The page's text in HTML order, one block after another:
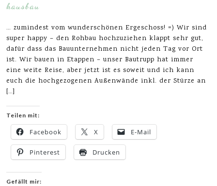
hausbau
… zumindest vom wunderschönen Ergeschoss! =) Wir sind
super happy – den Rohbau hochzuziehen klappt sehr gut,
dafür dass das Bauunternehmen nicht jeden Tag vor Ort
ist. Wir bauen in Etappen – unser Bautrupp hat immer
eine weite Reise, aber jetzt ist es soweit und ich kann
euch die hochgezogenen Außenwände inkl. der Stürze an
[…]
Teilen mit:
Facebook X E-Mail
Pinterest Drucken
Gefällt mir: